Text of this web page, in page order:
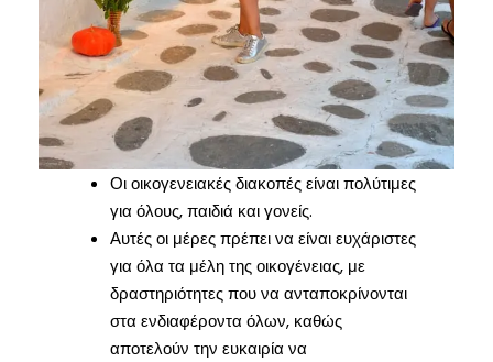
Οι οικογενειακές διακοπές είναι πολύτιμες
για όλους, παιδιά και γονείς.
Αυτές οι μέρες πρέπει να είναι ευχάριστες
για όλα τα μέλη της οικογένειας, με
δραστηριότητες που να ανταποκρίνονται
στα ενδιαφέροντα όλων, καθώς
αποτελούν την ευκαιρία να